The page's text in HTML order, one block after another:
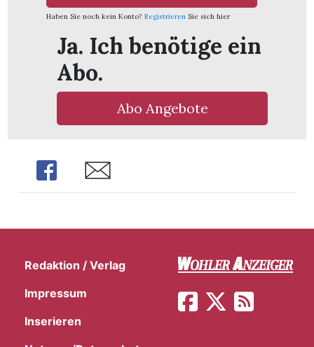
Haben Sie noch kein Konto? Registrieren Sie sich hier
Ja. Ich benötige ein
Abo.
Abo Angebote
Share Share
Redaktion / Verlag
Impressum
Inserieren